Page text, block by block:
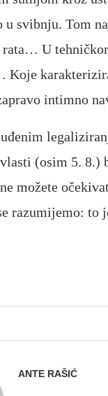
u svibnju. Tom
rata… U
Koje
intimno
(osim 5. 8.)
možete
razumijemo:
ANTE RAŠIĆ